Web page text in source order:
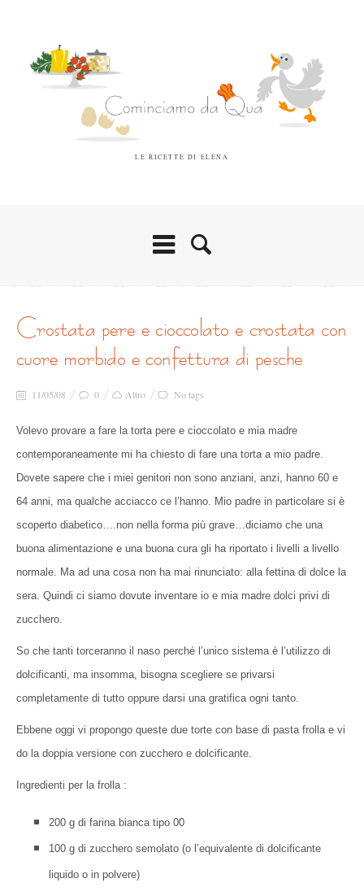
LE RICETTE DI ELENA
crostata pere e cioccolato e crostata con
cuore morbido e confettura di pesche
11/05/08 0 Altro No tags
Volevo provare a fare la torta pere e cioccolato e mia madre
contemporaneamente mi ha chiesto di fare una torta a mio padre.
Dovete sapere che i miei genitori non sono anziani, anzi, hanno 60 e
64 anni, ma qualche acciacco ce l’hanno. Mio padre in particolare si è
scoperto diabetico….non nella forma più grave…diciamo che una
buona alimentazione e una buona cura gli ha riportato i livelli a livello
normale. Ma ad una cosa non ha mai rinunciato: alla fettina di dolce la
sera. Quindi ci siamo dovute inventare io e mia madre dolci privi di
zucchero.
So che tanti torceranno il naso perché l’unico sistema è l’utilizzo di
dolcificanti, ma insomma, bisogna scegliere se privarsi
completamente di tutto oppure darsi una gratifica ogni tanto.
Ebbene oggi vi propongo queste due torte con base di pasta frolla e vi
do la doppia versione con zucchero e dolcificante.
Ingredienti per la frolla :
200 g di farina bianca tipo 00
100 g di zucchero semolato (o l’equivalente di dolcificante
liquido o in polvere)